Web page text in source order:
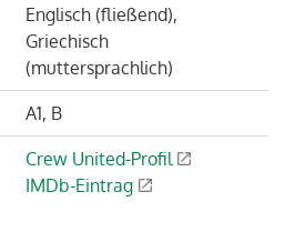
Englisch (fließend),
Griechisch
(muttersprachlich)
A1, B
Crew United-Profil
IMDb-Eintrag